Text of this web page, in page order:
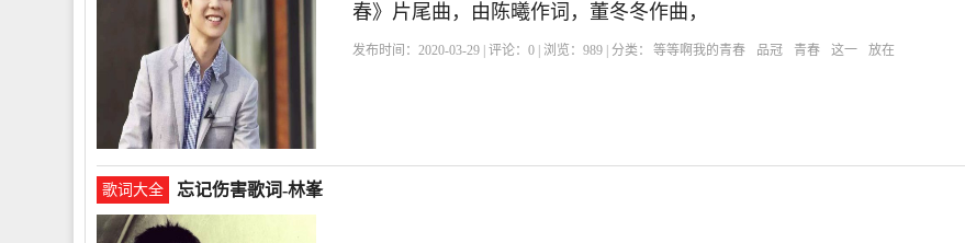
春》片尾曲，由陈曦作词，董冬冬作曲，
发布时间：2020-03-29 | 评论：0 | 浏览：989 | 分类： 等等啊我的青春 品冠 青春 这一 放在
歌词大全 忘记伤害歌词-林峯